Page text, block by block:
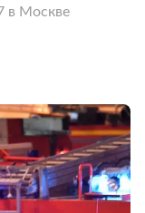
в Москве